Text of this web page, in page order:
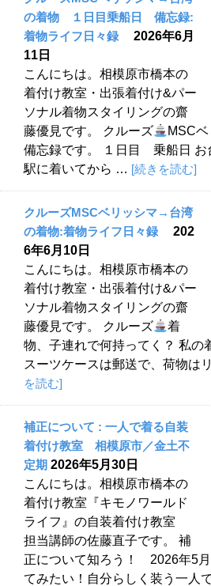
の着物 １日目乗船日 備忘録:
着物ライフ日々録
2026年6月
11日
こんにちは。相模原市橋本の
着付け教室・出張着付け&パー
ソナル着物スタイリングの齋
藤優見です。 クルーズ
MSC
備忘録です。 １日目 乗船日 お
駅に着いてから … [続きを読む]
クルーズMSCベリッシマ→台湾
の着物:着物ライフ日々録
202
6年6月10日
こんにちは。相模原市橋本の
着付け教室・出張着付け&パー
ソナル着物スタイリングの齋
藤優見です。 クルーズ
着
物、子連れで何持ってく？ 私
スーツケースは郵送で、荷物は
を読む]
補正について : 一人で着る自装
着付け教室 相模原市／金土不
定期 2026年5月30日
こんにちは。相模原市橋本の
着付け教室『キモノワールド
ライフ』の自装着付け教室
担当講師の佐藤直子です。 補
正について知ろう！ 2026年5
てみたい！自分らしく装う一人